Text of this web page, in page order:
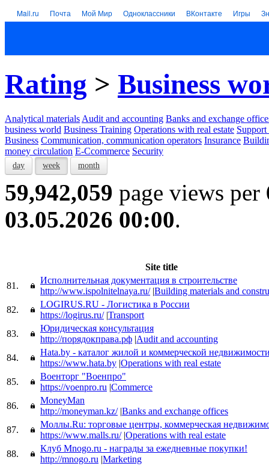
Mail.ru Почта Мой Мир Одноклассники ВКонтакте Игры
Rating > Business
Analytical materials Audit and accounting Banks and exchange
business world Business Training Operations with real estate Support
Business Communication, communication operators Insurance
money circulation E-Ccommerce Security
day week month
59,942,059 page views per
03.05.2026 00:00.
Site title
81.
Исполнительная документация в строительстве
http://www.ispolnitelnaya.ru/ |Building materials and
82.
LOGIRUS.RU - Логистика в России
https://logirus.ru/ |Transport
83.
Юридическая консультация
http://порядокправа.рф |Audit and accounting
84.
Hata.by - каталог жилой и коммерческой
https://www.hata.by |Operations with real estate
85.
Военторг "Военпро"
https://voenpro.ru |Commerce
86.
MoneyMan
http://moneyman.kz/ |Banks and exchange offices
87.
Моллы.Ru: торговые центры, коммерческая
https://www.malls.ru/ |Operations with real estate
88.
Клуб Mnogo.ru - награды за ежедневные покупки!
http://mnogo.ru |Marketing